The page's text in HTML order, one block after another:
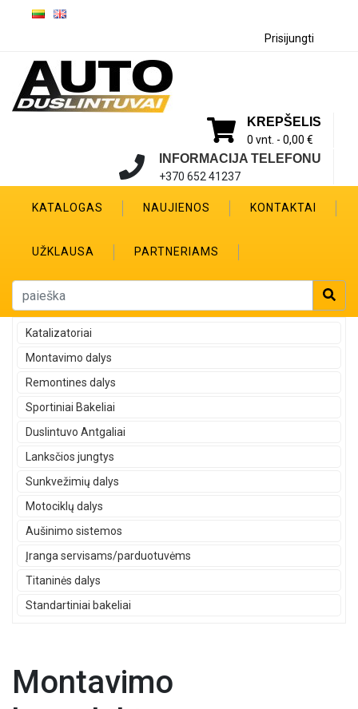
Prisijungti
KREPŠELIS
0 vnt. - 0,00 €
INFORMACIJA TELEFONU
+370 652 41237
KATALOGAS NAUJIENOS KONTAKTAI
UŽKLAUSA PARTNERIAMS
Katalizatoriai
Montavimo dalys
Remontines dalys
Sportiniai Bakeliai
Duslintuvo Antgaliai
Lanksčios jungtys
Sunkvežimių dalys
Motociklų dalys
Aušinimo sistemos
Įranga servisams/parduotuvėms
Titaninės dalys
Standartiniai bakeliai
Montavimo